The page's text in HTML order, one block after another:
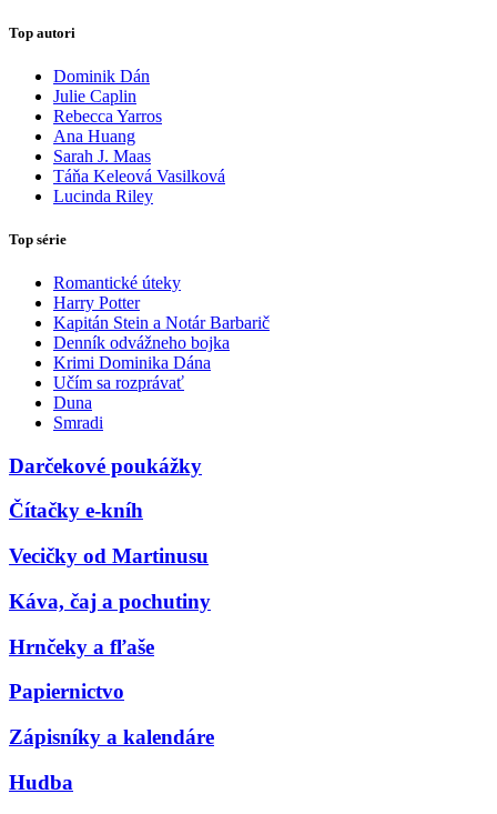
Top autori
Dominik Dán
Julie Caplin
Rebecca Yarros
Ana Huang
Sarah J. Maas
Táňa Keleová Vasilková
Lucinda Riley
Top série
Romantické úteky
Harry Potter
Kapitán Stein a Notár Barbarič
Denník odvážneho bojka
Krimi Dominika Dána
Učím sa rozprávať
Duna
Smradi
Darčekové poukážky
Čítačky e-kníh
Vecičky od Martinusu
Káva, čaj a pochutiny
Hrnčeky a fľaše
Papiernictvo
Zápisníky a kalendáre
Hudba